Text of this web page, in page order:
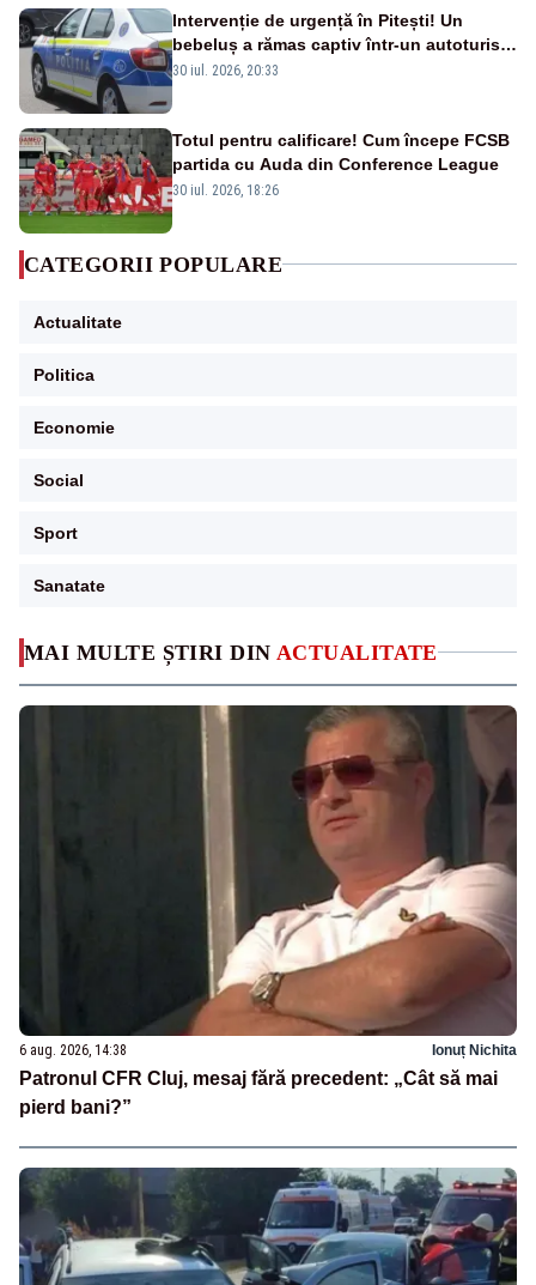
MAI MULTE ȘTIRI DIN ACTUALITATE
6 aug. 2026, 14:38 Ionuț Nichita
Patronul CFR Cluj, mesaj fără precedent: „Cât să mai
pierd bani?”
Intervenție de urgență în Pitești! Un
bebeluș a rămas captiv într-un autoturism
din cauza unei defecțiuni
30 iul. 2026, 20:33
Totul pentru calificare! Cum începe FCSB
partida cu Auda din Conference League
30 iul. 2026, 18:26
CATEGORII POPULARE
Actualitate
Politica
Economie
Social
Sport
Sanatate